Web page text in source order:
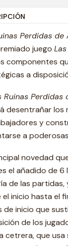
Perdidas
juego
componentes
a
Ruinas Perdidas
desentrañar los
y
a
novedad
el añadido de 6
de las
el inicio hasta el
de inicio que
de los
cetrera, que